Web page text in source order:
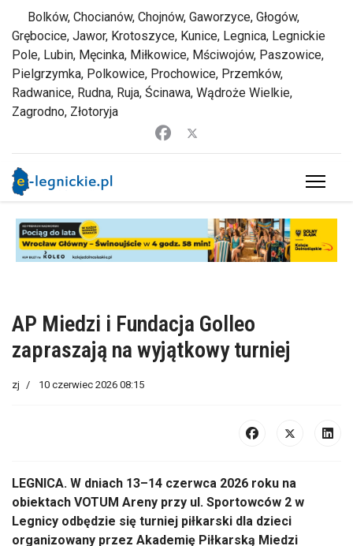
Bolków, Chocianów, Chojnów, Gaworzyce, Głogów,
Grębocice, Jawor, Krotoszyce, Kunice, Legnica, Legnickie
Pole, Lubin, Męcinka, Miłkowice, Mściwojów, Paszowice,
Pielgrzymka, Polkowice, Prochowice, Przemków,
Radwanice, Rudna, Ruja, Ścinawa, Wądroże Wielkie,
Zagrodno, Złotoryja
AP Miedzi i Fundacja Golleo
zapraszają na wyjątkowy turniej
zj 10 czerwiec 2026 08:15
LEGNICA. W dniach 13–14 czerwca 2026 roku na
obiektach VOTUM Areny przy ul. Sportowców 2 w
Legnicy odbędzie się turniej piłkarski dla dzieci
organizowany przez Akademię Piłkarską Miedzi